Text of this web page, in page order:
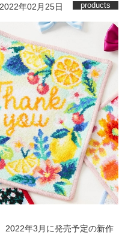
2022年02月25日 products
2022年3月に発売予定の新作